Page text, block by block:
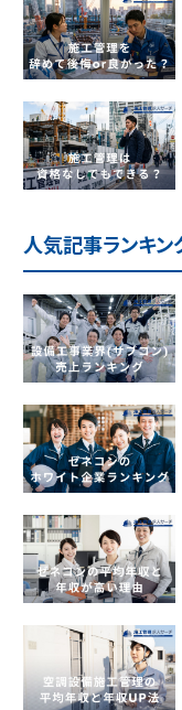
人気記事ランキン